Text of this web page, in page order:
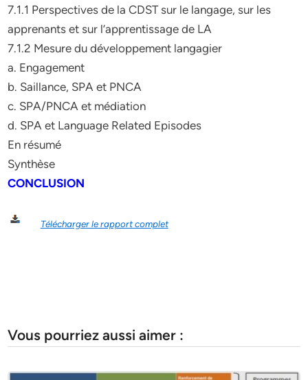
7.1.1 Perspectives de la CDST sur le langage, sur les
apprenants et sur l’apprentissage de LA
7.1.2 Mesure du développement langagier
a. Engagement
b. Saillance, SPA et PNCA
c. SPA/PNCA et médiation
d. SPA et Language Related Episodes
En résumé
Synthèse
CONCLUSION
Télécharger le rapport complet
Vous pourriez aussi aimer :